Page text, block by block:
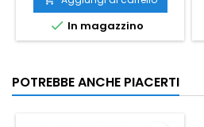
 In magazzino
POTREBBE ANCHE PIACERTI